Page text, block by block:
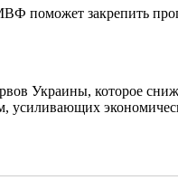
поможет закрепить
Украины, которое
усиливающих